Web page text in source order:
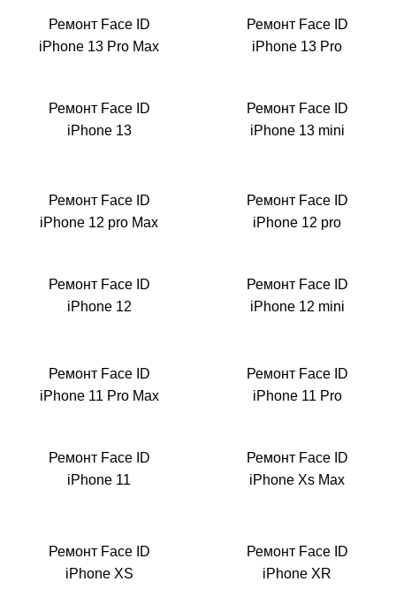
Ремонт Face ID
iPhone 13 Pro Max
Ремонт Face ID
iPhone 13 Pro
Ремонт Face ID
iPhone 13
Ремонт Face ID
iPhone 13 mini
Ремонт Face ID
iPhone 12 pro Max
Ремонт Face ID
iPhone 12 pro
Ремонт Face ID
iPhone 12
Ремонт Face ID
iPhone 12 mini
Ремонт Face ID
iPhone 11 Pro Max
Ремонт Face ID
iPhone 11 Pro
Ремонт Face ID
iPhone 11
Ремонт Face ID
iPhone Xs Max
Ремонт Face ID
iPhone XS
Ремонт Face ID
iPhone XR